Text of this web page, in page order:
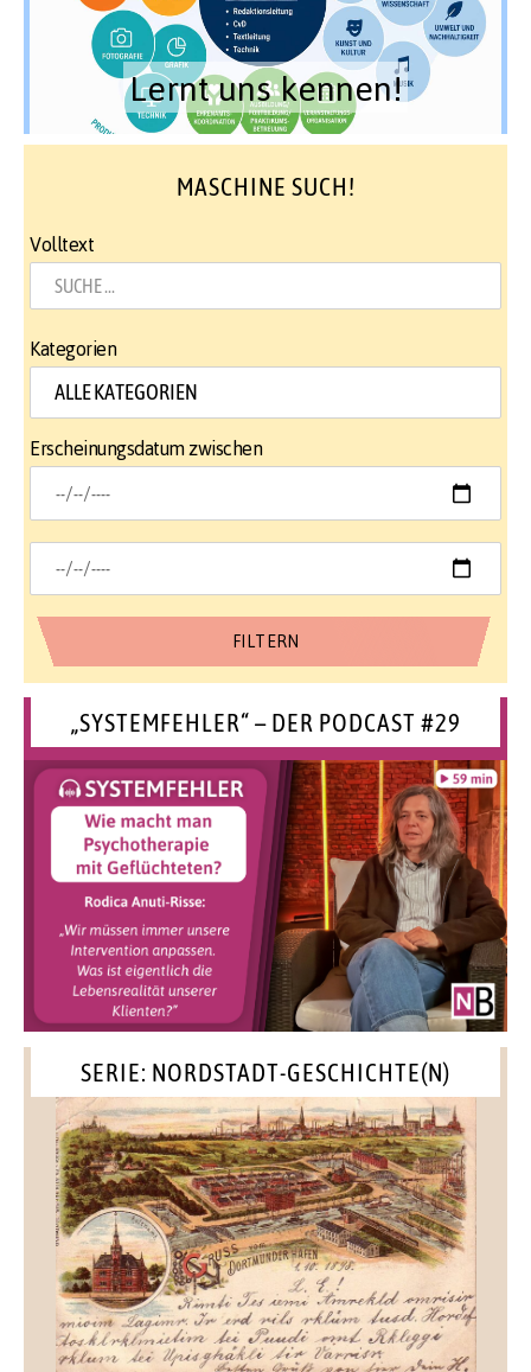
Lernt uns kennen!
MASCHINE SUCH!
Volltext
Kategorien
Erscheinungsdatum zwischen
„SYSTEMFEHLER“ – DER PODCAST #29
SERIE: NORDSTADT-GESCHICHTE(N)